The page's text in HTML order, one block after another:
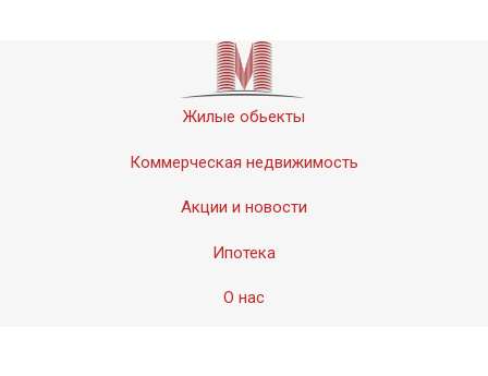
Жилые обьекты
Коммерческая недвижимость
Акции и новости
Ипотека
О нас